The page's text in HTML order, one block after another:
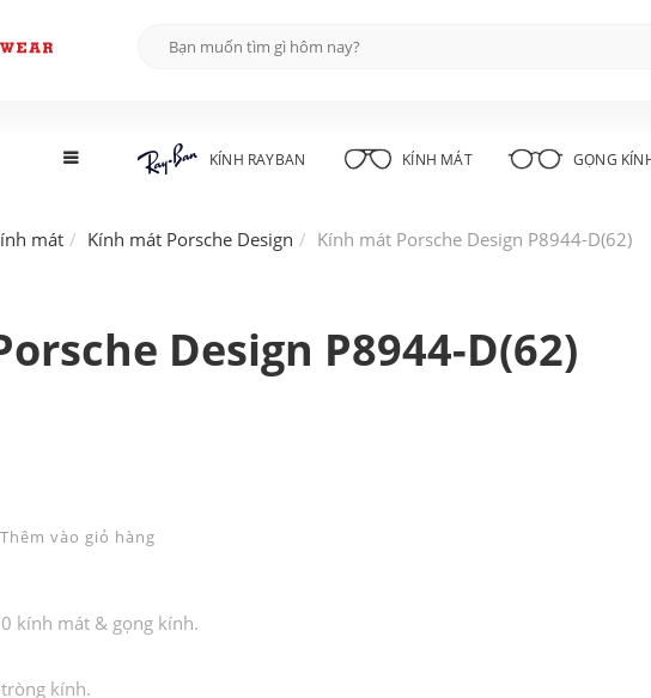
KÍNH RAYBAN KÍNH MÁT GỌNG
mát Kính mát Porsche Design Kính mát Porsche Design P8944-D(62)
Design P8944-D(62)
Thêm vào giỏ hàng
kính mát & gọng kính.
kính.